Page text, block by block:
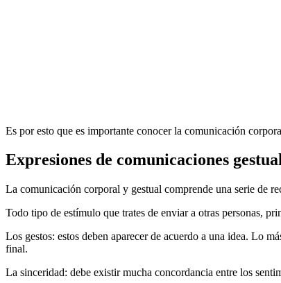
Es por esto que es importante conocer la comunicación
Expresiones de comunicaciones
La comunicación corporal y gestual comprende una serie de
Todo tipo de estímulo que trates de enviar a otras personas,
Los gestos: estos deben aparecer de acuerdo a una idea. Lo
final.
La sinceridad: debe existir mucha concordancia entre los